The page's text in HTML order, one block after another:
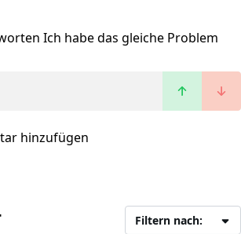
Ich habe das gleiche Problem
hinzufügen
Filtern nach: